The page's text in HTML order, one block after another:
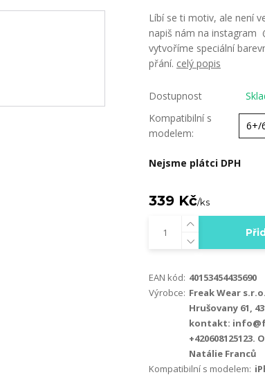
Líbí se ti motiv, ale není
napiš nám na instagram
vytvoříme speciální
přání. celý popis
Dostupnost
Kompatibilní s
modelem:
Nejsme plátci DPH
339 Kč/ks
EAN kód: 40153454435690
Výrobce: Freak Wear s.r.o.
Hrušovany 61,
kontakt:
Natálie Franců
Kompatibilní s modelem: